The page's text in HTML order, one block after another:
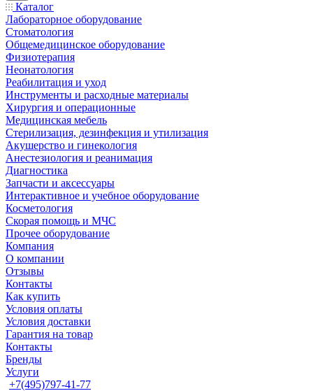
Каталог
Лабораторное оборудование
Стоматология
Общемедицинское оборудование
Физиотерапия
Неонатология
Реабилитация и уход
Инструменты и расходные материалы
Хирургия и операционные
Медицинская мебель
Стерилизация, дезинфекция и утилизация
Акушерство и гинекология
Анестезиология и реанимация
Диагностика
Запчасти и аксессуары
Интерактивное и учебное оборудование
Косметология
Скорая помощь и МЧС
Прочее оборудование
Компания
О компании
Отзывы
Контакты
Как купить
Условия оплаты
Условия доставки
Гарантия на товар
Контакты
Бренды
Услуги
+7(495)797-41-77